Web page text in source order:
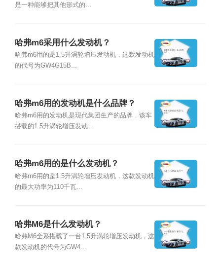
是一种能够把其他形式的...
哈弗m6采用什么发动机？
哈弗m6用的是1.5升涡轮增压发动机，这款发动机
的代号为GW4G15B...
哈弗m6用的发动机是什么品牌？
哈弗m6用的发动机是现代集团生产的品牌，该车
搭载的1.5升涡轮增压发动...
哈弗m6用的是什么发动机？
哈弗m6用的是1.5升涡轮增压发动机，这款发动机
的最大功率为110千瓦...
哈弗M6是什么发动机？
哈弗M6全系搭载了一台1.5升涡轮增压发动机，这
款发动机的代号为GW4...